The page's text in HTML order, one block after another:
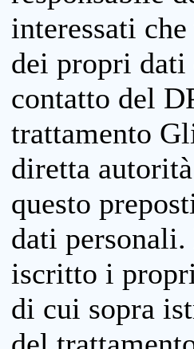
interessati
dei propri
contatto del
trattamento
diretta
questo
dati
iscritto i
di cui sopra